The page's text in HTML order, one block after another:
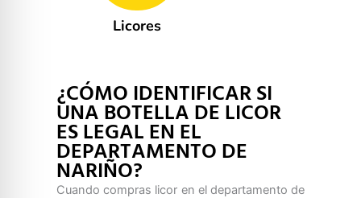
Licores
¿CÓMO IDENTIFICAR SI
UNA BOTELLA DE LICOR
ES LEGAL EN EL
DEPARTAMENTO DE
NARIÑO?
Cuando compras licor en el departamento de